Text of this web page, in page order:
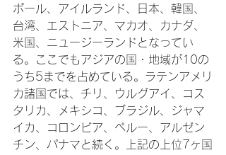
ポール、アイルランド、日本、韓国、
台湾、エストニア、マカオ、カナダ、
米国、ニュージーランドとなってい
る。ここでもアジアの国・地域が10の
うち5までを占めている。ラテンアメリ
カ諸国では、チリ、ウルグアイ、コス
タリカ、メキシコ、ブラジル、ジャマ
イカ、コロンビア、ペルー、アルゼン
チン、パナマと続く。上記の上位7ヶ国